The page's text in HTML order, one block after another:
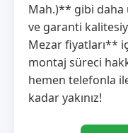
Mah.)** gibi daha
ve garanti
Mezar fiyatları**
montaj süreci
hemen telefonla
kadar yakınız!